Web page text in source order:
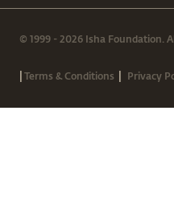
© 1999 - 2026 Isha Foundation.
|Terms & Conditions | Privacy